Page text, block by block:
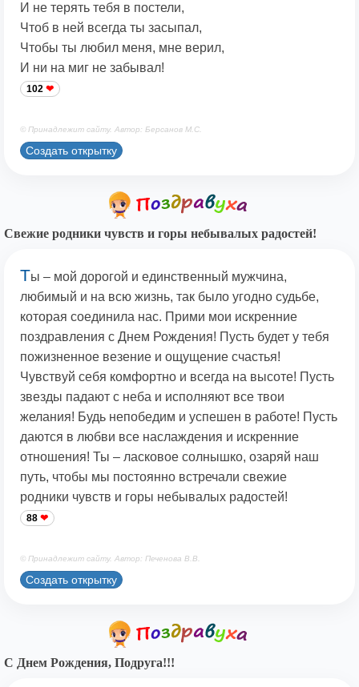
И не терять тебя в постели,
Чтоб в ней всегда ты засыпал,
Чтобы ты любил меня, мне верил,
И ни на миг не забывал!
102
© Принадлежит сайту. Автор: Берсанов М.С.
Создать открытку
Свежие родники чувств и горы небывалых радостей!
Ты – мой дорогой и единственный мужчина,
любимый и на всю жизнь, так было угодно судьбе,
которая соединила нас. Прими мои искренние
поздравления с Днем Рождения! Пусть будет у тебя
пожизненное везение и ощущение счастья!
Чувствуй себя комфортно и всегда на высоте! Пусть
звезды падают с неба и исполняют все твои
желания! Будь непобедим и успешен в работе! Пусть
даются в любви все наслаждения и искренние
отношения! Ты – ласковое солнышко, озаряй наш
путь, чтобы мы постоянно встречали свежие
родники чувств и горы небывалых радостей!
88
© Принадлежит сайту. Автор: Печенова В.В.
Создать открытку
С Днем Рождения, Подруга!!!